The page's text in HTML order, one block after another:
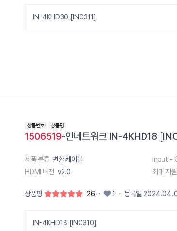
IN-4KHD30 [INC311]
1506519-인네트워크 IN-4KHD18
제품 분류 변환 케이블
HDMI 버전 v2.0 최대 지
상품평 26 · 1 · 등록일
IN-4KHD18 [INC310]